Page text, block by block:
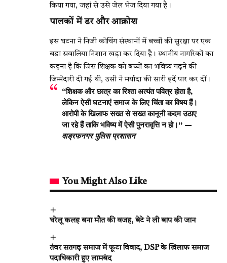
किया गया, जहां से उसे जेल भेज दिया गया है।
पालकों में डर और आक्रोश
इस घटना ने निजी कोचिंग संस्थानों में बच्चों की सुरक्षा पर एक
बड़ा सवालिया निशान खड़ा कर दिया है। स्थानीय नागरिकों का
कहना है कि जिस शिक्षक को बच्चों का भविष्य गढ़ने की
जिम्मेदारी दी गई थी, उसी ने मर्यादा की सारी हदें पार कर दीं।
“शिक्षक और छात्र का रिश्ता अत्यंत पवित्र होता है,
लेकिन ऐसी घटनाएं समाज के लिए चिंता का विषय हैं।
आरोपी के खिलाफ सख्त से सख्त कानूनी कदम उठाए
जा रहे हैं ताकि भविष्य में ऐसी पुनरावृत्ति न हो।” —
वाड्रफनगर पुलिस प्रशासन
You Might Also Like
घरेलू कलह बना मौत की वजह, बेटे ने ली बाप की जान
तंवर सतगढ़ समाज में फूटा विवाद, DSP के खिलाफ समाज
पदाधिकारी हुए लामबंद